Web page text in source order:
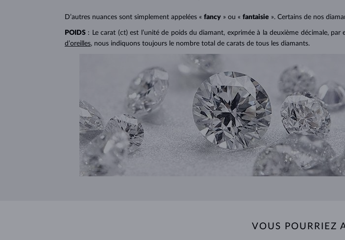
D’autres nuances sont simplement appelées « fancy » ou « fantaisie ». Certains de nos
POIDS : Le carat (ct) est l’unité de poids du diamant, exprimée à la deuxième décimale, par
d’oreilles, nous indiquons toujours le nombre total de carats de tous les diamants.
VOUS POURRIEZ